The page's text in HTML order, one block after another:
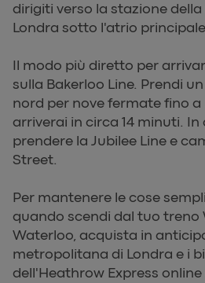
dirigiti verso la stazione
Londra sotto l'atrio
Il modo più diretto per
sulla Bakerloo Line. Prendi
nord per nove fermate fino
arriverai in circa 14 minuti.
prendere la Jubilee Line e
Street.
Per mantenere le cose
quando scendi dal tuo treno
Waterloo, acquista in
metropolitana di Londra e i
dell'Heathrow Express